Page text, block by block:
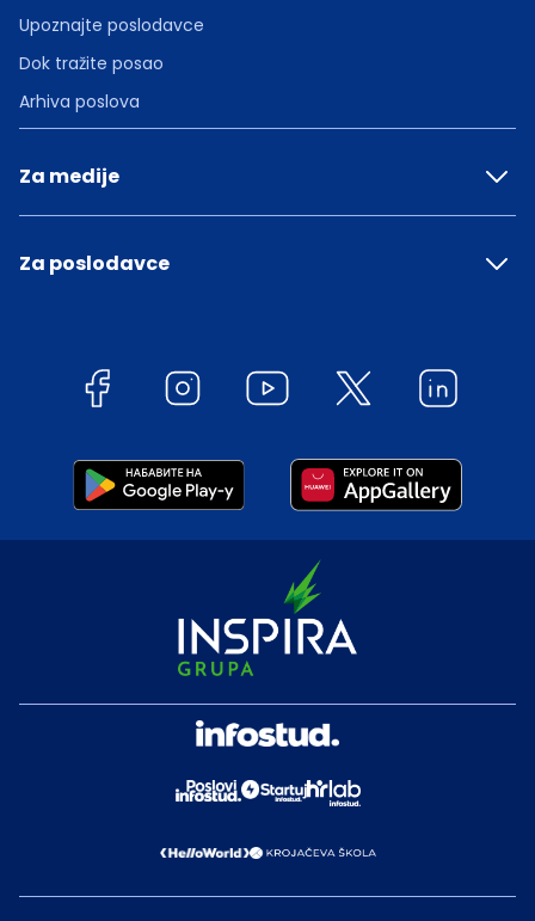
Upoznajte poslodavce
Dok tražite posao
Arhiva poslova
Za medije
Za poslodavce